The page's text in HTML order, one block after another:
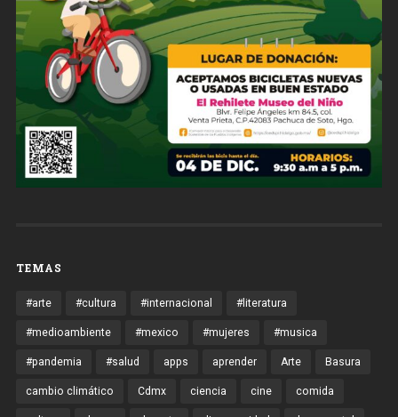
TEMAS
#arte #cultura #internacional #literatura
#medioambiente #mexico #mujeres #musica
#pandemia #salud apps aprender Arte Basura
cambio climático Cdmx ciencia cine comida